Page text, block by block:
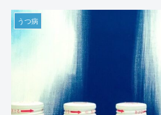
うつ病